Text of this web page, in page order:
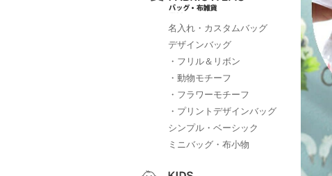
名入れ・カスタムバッグ
デザインバッグ
・フリル＆リボン
・動物モチーフ
・フラワーモチーフ
・プリントデザインバッグ
シンプル・ベーシック
ミニバッグ・布小物